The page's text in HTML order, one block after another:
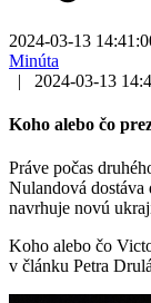
2024-03-13
Minúta
|
2024-03-13
Koho alebo čo
Práve počas
Nulandová dostáva
navrhuje novú
Koho alebo čo
v článku Petra